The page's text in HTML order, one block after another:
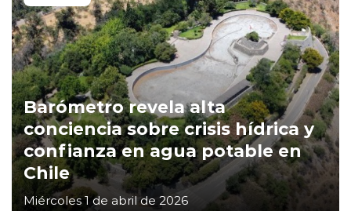
Barómetro revela alta
conciencia sobre crisis hídrica y
confianza en agua potable en
Chile
Miércoles 1 de abril de 2026